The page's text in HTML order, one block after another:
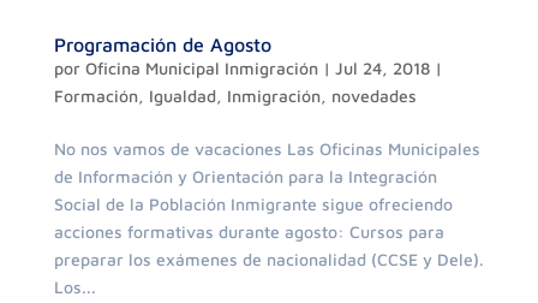
Programación de Agosto
por Oficina Municipal Inmigración| Jul 24, 2018|
Formación, Igualdad, Inmigración, novedades
No nos vamos de vacaciones Las Oficinas Municipales
de Información y Orientación para la Integración
Social de la Población Inmigrante sigue ofreciendo
acciones formativas durante agosto: Cursos para
preparar los exámenes de nacionalidad (CCSE y Dele).
Los...